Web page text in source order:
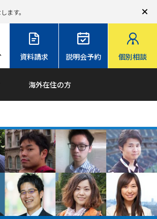
ます。
資料請求 説明会予約 個別相談
海外在住の方